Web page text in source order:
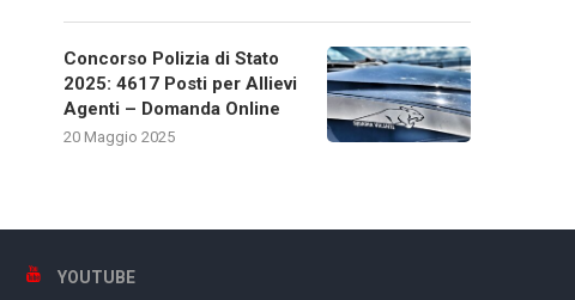
Concorso Polizia di Stato
2025: 4617 Posti per Allievi
Agenti – Domanda Online
20 Maggio 2025
YOUTUBE